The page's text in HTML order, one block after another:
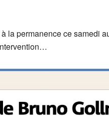
la permanence ce samedi